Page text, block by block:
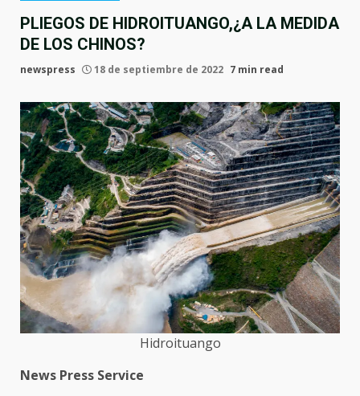
PLIEGOS DE HIDROITUANGO,¿A LA MEDIDA
DE LOS CHINOS?
newspress 18 de septiembre de 2022 7 min read
Hidroituango
News Press Service